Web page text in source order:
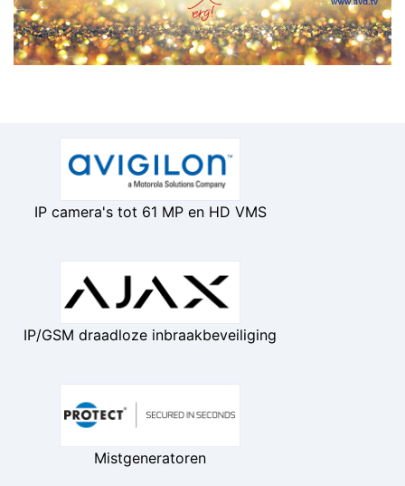
IP camera's tot 61 MP en HD VMS
IP/GSM draadloze inbraakbeveiliging
Mistgeneratoren